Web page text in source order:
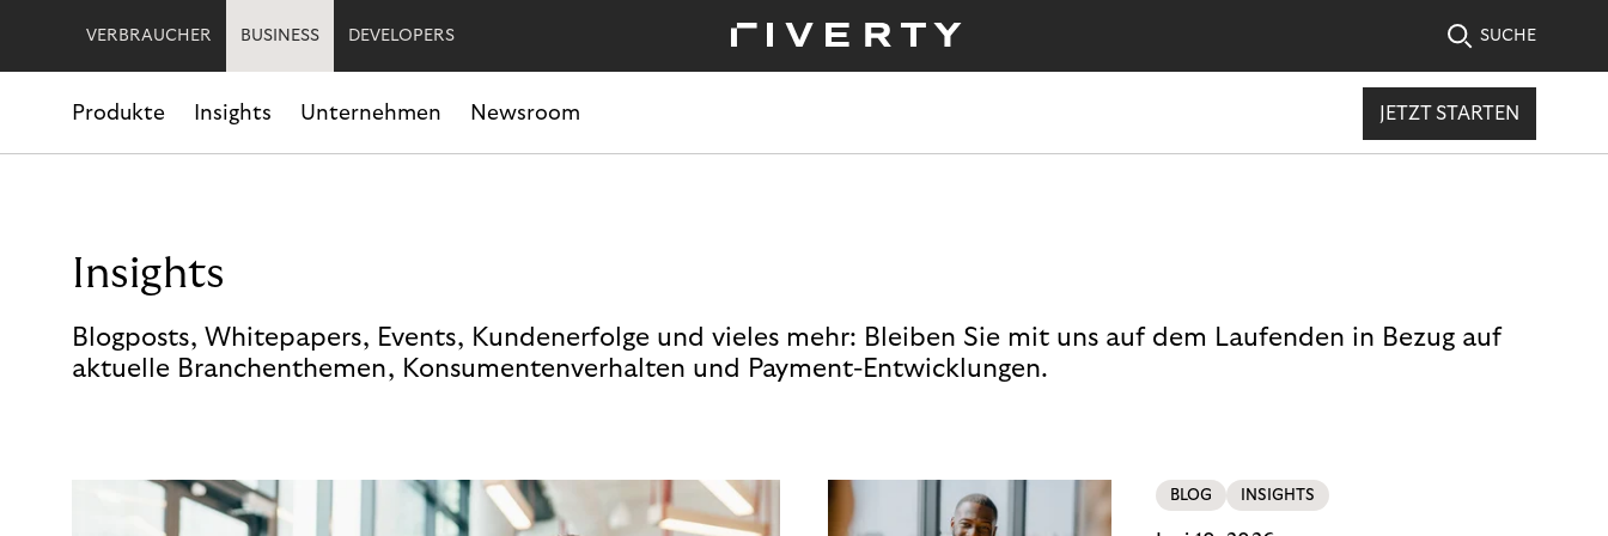
VERBRAUCHER BUSINESS DEVELOPERS SUCHE
Produkte Insights Unternehmen Newsroom JETZT STARTEN
Insights
Blogposts, Whitepapers, Events, Kundenerfolge und vieles mehr: Bleiben Sie mit uns auf dem Laufenden in Bezug auf
aktuelle Branchenthemen, Konsumentenverhalten und Payment-Entwicklungen.
BLOG INSIGHTS